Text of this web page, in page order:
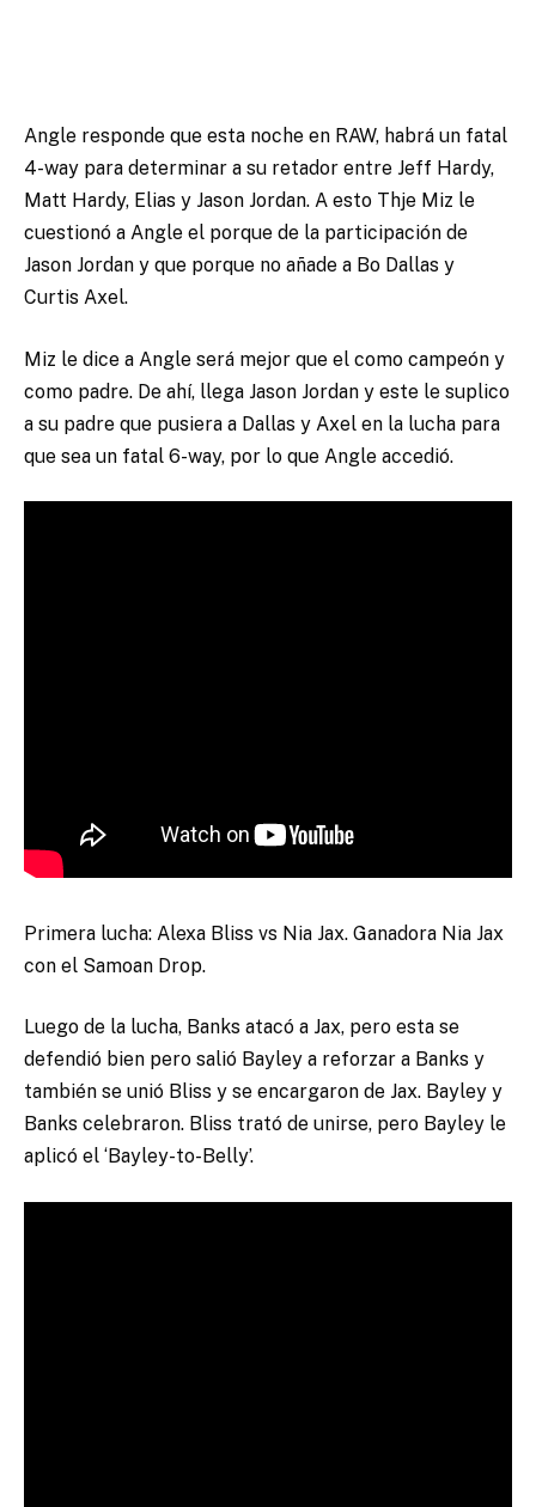
Angle responde que esta noche en RAW, habrá un fatal
4-way para determinar a su retador entre Jeff Hardy,
Matt Hardy, Elias y Jason Jordan. A esto Thje Miz le
cuestionó a Angle el porque de la participación de
Jason Jordan y que porque no añade a Bo Dallas y
Curtis Axel.
Miz le dice a Angle será mejor que el como campeón y
como padre. De ahí, llega Jason Jordan y este le suplico
a su padre que pusiera a Dallas y Axel en la lucha para
que sea un fatal 6-way, por lo que Angle accedió.
Primera lucha: Alexa Bliss vs Nia Jax. Ganadora Nia Jax
con el Samoan Drop.
Luego de la lucha, Banks atacó a Jax, pero esta se
defendió bien pero salió Bayley a reforzar a Banks y
también se unió Bliss y se encargaron de Jax. Bayley y
Banks celebraron. Bliss trató de unirse, pero Bayley le
aplicó el ‘Bayley-to-Belly’.